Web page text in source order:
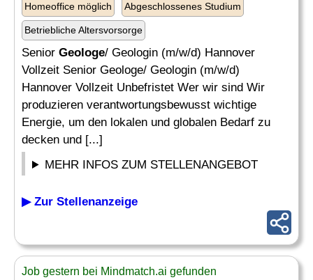
Homeoffice möglich Abgeschlossenes Studium
Betriebliche Altersvorsorge
Senior Geologe/ Geologin (m/w/d) Hannover
Vollzeit Senior Geologe/ Geologin (m/w/d)
Hannover Vollzeit Unbefristet Wer wir sind Wir
produzieren verantwortungsbewusst wichtige
Energie, um den lokalen und globalen Bedarf zu
decken und [...]
MEHR INFOS ZUM STELLENANGEBOT
▶ Zur Stellenanzeige
Job gestern bei Mindmatch.ai gefunden